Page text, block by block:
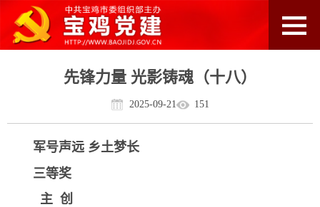
先锋力量 光影铸魂（十八）
2025-09-21 151
军号声远 乡土梦长
三等奖
主 创